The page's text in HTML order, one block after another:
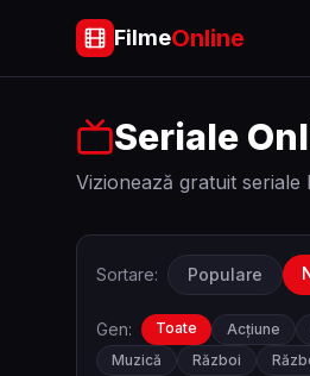
FilmeOnline
Seriale
Vizionează gratuit
Sortare: Populare
Gen: Toate Acțiune
Muzică
Război